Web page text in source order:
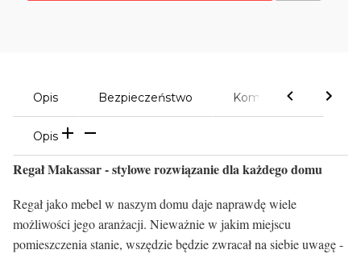
Opis Bezpieczeństwo Komentarze
Opis
Regał Makassar - stylowe rozwiązanie dla każdego domu
Regał jako mebel w naszym domu daje naprawdę wiele
możliwości jego aranżacji. Nieważnie w jakim miejscu
pomieszczenia stanie, wszędzie będzie zwracał na siebie uwagę -